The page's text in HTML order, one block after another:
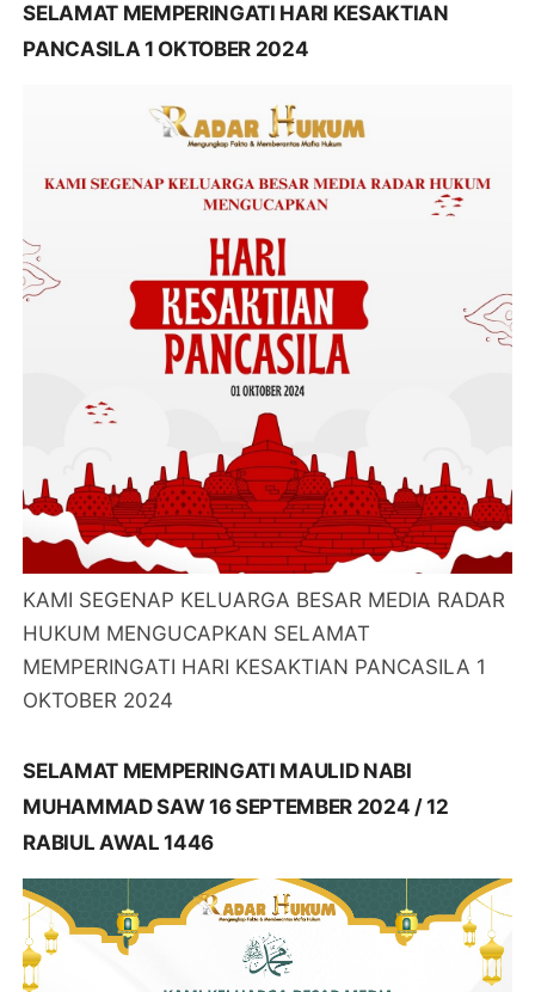
SELAMAT MEMPERINGATI HARI KESAKTIAN
PANCASILA 1 OKTOBER 2024
KAMI SEGENAP KELUARGA BESAR MEDIA RADAR
HUKUM MENGUCAPKAN SELAMAT
MEMPERINGATI HARI KESAKTIAN PANCASILA 1
OKTOBER 2024
SELAMAT MEMPERINGATI MAULID NABI
MUHAMMAD SAW 16 SEPTEMBER 2024 / 12
RABIUL AWAL 1446